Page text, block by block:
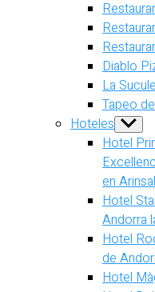
Diablo
La
Tapeo
Hoteles Show
sub
menu
Hotel
en Arinsal
Hotel
Andorra
Hotel
de
Hotel